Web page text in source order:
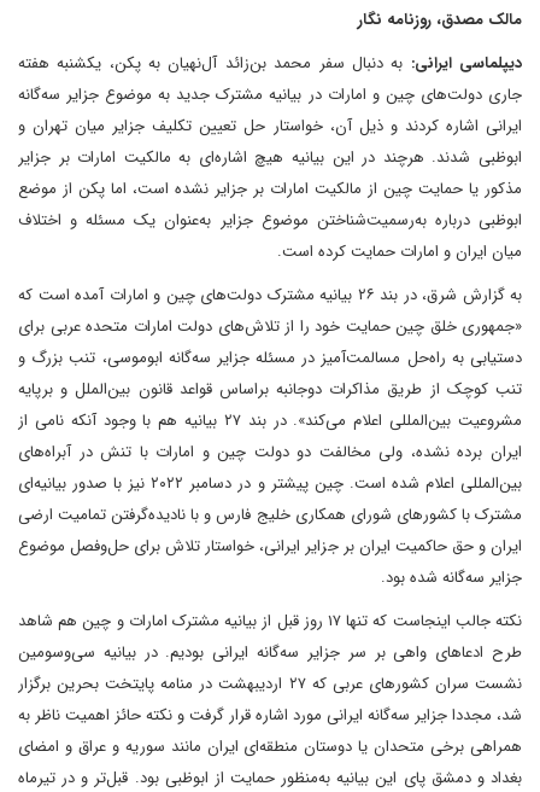
مالک مصدق، روزنامه نگار
دیپلماسی ایرانی: به دنبال سفر محمد بن‌زائد آل‌نهیان به پکن، یکشنبه هفته
جاری دولت‌های چین و امارات در بیانیه مشترک جدید به موضوع جزایر سه‌گانه
ایرانی اشاره کردند و ذیل آن، خواستار حل تعیین تکلیف جزایر میان تهران و
ابوظبی شدند. هرچند در این بیانیه هیچ اشاره‌ای به مالکیت امارات بر جزایر
مذکور یا حمایت چین از مالکیت امارات بر جزایر نشده است، اما پکن از موضع
ابوظبی درباره به‌رسمیت‌شناختن موضوع جزایر به‌عنوان یک مسئله و اختلاف
میان ایران و امارات حمایت کرده است.
به گزارش شرق، در بند ۲۶ بیانیه مشترک دولت‌های چین و امارات آمده است که
«جمهوری خلق چین حمایت خود را از تلاش‌های دولت امارات متحده عربی برای
دستیابی به راه‌حل مسالمت‌آمیز در مسئله جزایر سه‌گانه ابوموسی، تنب بزرگ و
تنب کوچک از طریق مذاکرات دوجانبه براساس قواعد قانون بین‌الملل و برپایه
مشروعیت بین‌المللی اعلام می‌کند». در بند ۲۷ بیانیه هم با وجود آنکه نامی از
ایران برده نشده، ولی مخالفت دو دولت چین و امارات با تنش در آبراه‌های
بین‌المللی اعلام شده است. چین پیشتر و در دسامبر ۲۰۲۲ نیز با صدور بیانیه‌ای
مشترک با کشورهای شورای همکاری خلیج فارس و با نادیده‌گرفتن تمامیت ارضی
ایران و حق حاکمیت ایران بر جزایر ایرانی، خواستار تلاش برای حل‌وفصل موضوع
جزایر سه‌گانه شده بود.
نکته جالب اینجاست که تنها ۱۷ روز قبل از بیانیه مشترک امارات و چین هم شاهد
طرح ادعاهای واهی بر سر جزایر سه‌گانه ایرانی بودیم. در بیانیه سی‌و‌سومین
نشست سران کشور‌‌‌‌‌های عربی که ۲۷ اردیبهشت در منامه پایتخت بحرین برگزار
شد، مجددا جزایر سه‌گانه ایرانی مورد اشاره قرار گرفت و نکته حائز اهمیت ناظر به
همراهی برخی متحدان یا دوستان منطقه‌‌‌‌‌ای ایران مانند سوریه و عراق و امضای
بغداد و دمشق پای این بیانیه به‌منظور حمایت از ابوظبی بود. قبل‌تر و در تیرماه